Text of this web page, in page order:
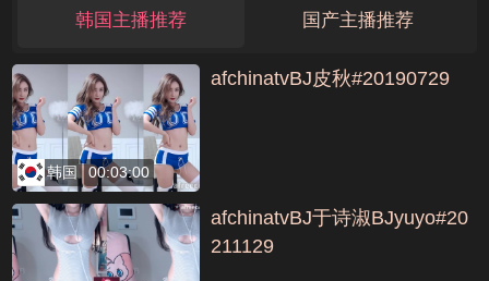
韩国主播推荐 国产主播推荐
韩国 00:03:00
afchinatvBJ皮秋#20190729
afchinatvBJ于诗淑BJyuyo#20
211129